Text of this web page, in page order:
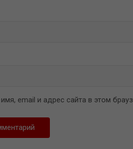
email и адрес сайта в этом